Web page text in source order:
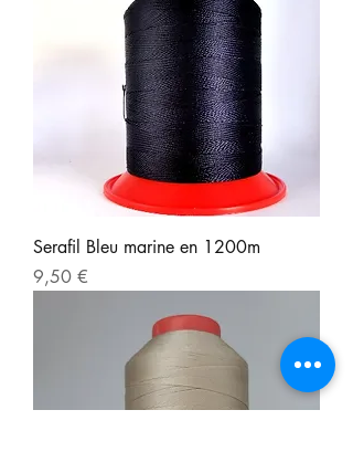
Serafil Bleu marine en 1200m
Prix
9,50 €